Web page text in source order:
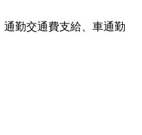
勤交通費支給、車通勤